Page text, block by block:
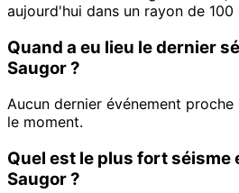
aujourd'hui dans un rayon de
Quand a eu lieu le dernier
Saugor ?
Aucun dernier événement
le moment.
Quel est le plus fort
Saugor ?